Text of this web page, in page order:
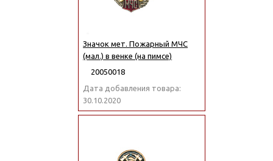
Значок мет. Пожарный МЧС
(мал.) в венке (на пимсе)
20050018
Дата добавления товара:
30.10.2020